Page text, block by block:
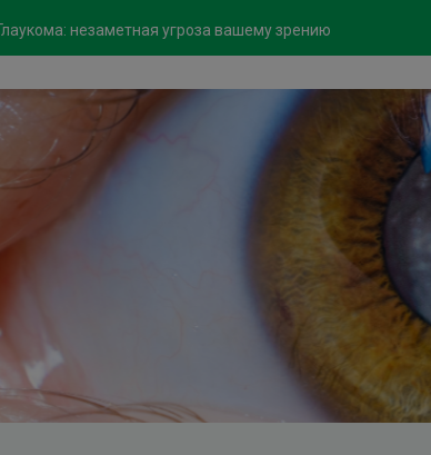
незаметная угроза вашему зрению